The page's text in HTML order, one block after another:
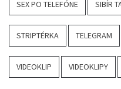
SEX PO TELEFÓNE SIBÍR
STRIPTÉRKA TELEGRAM
VIDEOKLIP VIDEOKLIPY